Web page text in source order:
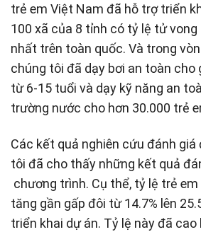
trẻ em Việt Nam đã hỗ trợ triển
100 xã của 8 tỉnh có tỷ lệ tử
nhất trên toàn quốc. Và trong
chúng tôi đã dạy bơi an toàn cho
từ 6-15 tuổi và dạy kỹ năng an
trường nước cho hơn 30.000 trẻ
Các kết quả nghiên cứu đánh
tôi đã cho thấy những kết quả
chương trình. Cụ thể, tỷ lệ trẻ
tăng gần gấp đôi từ 14.7% lên
triển khai dự án. Tỷ lệ này đã cao